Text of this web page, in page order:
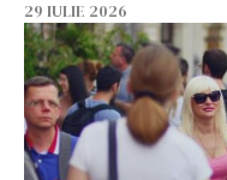
29 IULIE 2026